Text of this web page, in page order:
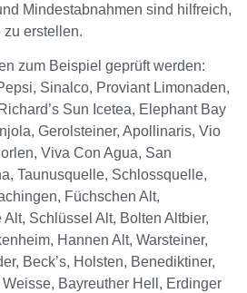
Mindestabnahmen sind hilfreich,
erstellen.
zum Beispiel geprüft werden:
Sinalco, Proviant Limonaden,
Sun Icetea, Elephant Bay
Gerolsteiner, Apollinaris, Vio
Viva Con Agua, San
Taunusquelle, Schlossquelle,
Füchschen Alt,
Schlüssel Alt, Bolten Altbier,
Hannen Alt, Warsteiner,
Beck’s, Holsten, Benediktiner,
Bayreuther Hell, Erdinger